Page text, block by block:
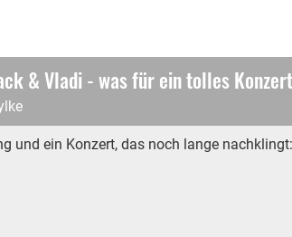
& Vladi - was für ein tolles Konzert
und ein Konzert, das noch lange